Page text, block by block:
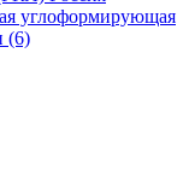
углоформирующая
(6)